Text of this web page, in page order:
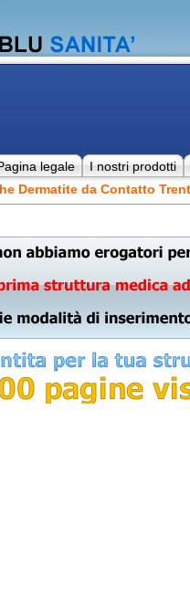
legale
I nostri prodotti
Dermatite da Contatto